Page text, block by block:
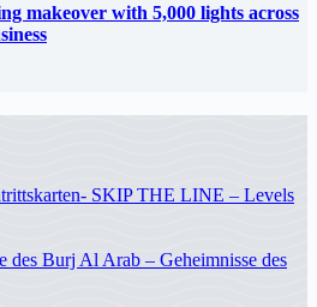
makeover with 5,000 lights across
SKIP THE LINE – Levels
des Burj Al Arab – Geheimnisse des